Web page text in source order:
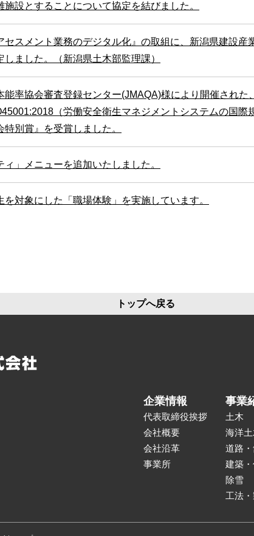
施設とすることについて協定を結びました。
セスメント業務のデジタル化』の取組に、新潟県建設産
しました。（新潟県土木部監理課）
能率協会審査登録センター(JMAQA)様により開催された
（労働安全衛生マネジメントシステムの国際
別賞』を受賞しました。
ィ」メニューを追加いたしました。
を対象にした「職場体験」を実施しています。
トップへ戻る
企業情報
代表取締役挨拶
会社概要
会社沿革
事業所
事業
土木
海洋
道路
建築
除雪
工法